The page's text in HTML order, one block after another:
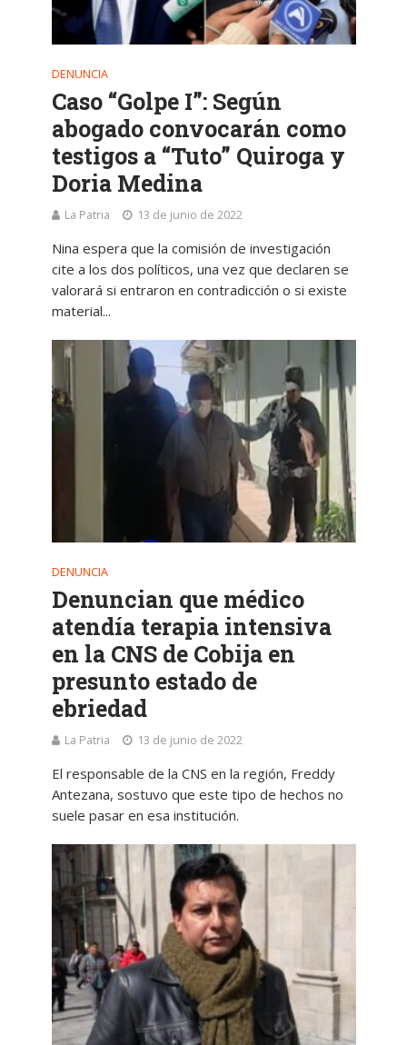
DENUNCIA
Caso “Golpe I”: Según
abogado convocarán como
testigos a “Tuto” Quiroga y
Doria Medina
La Patria 13 de junio de 2022
Nina espera que la comisión de investigación
cite a los dos políticos, una vez que declaren se
valorará si entraron en contradicción o si existe
material...
DENUNCIA
Denuncian que médico
atendía terapia intensiva
en la CNS de Cobija en
presunto estado de
ebriedad
La Patria 13 de junio de 2022
El responsable de la CNS en la región, Freddy
Antezana, sostuvo que este tipo de hechos no
suele pasar en esa institución.